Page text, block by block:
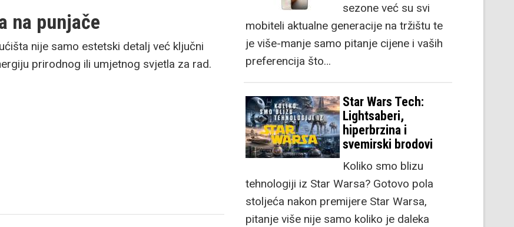
na punjače
nije samo estetski detalj već ključni
prirodnog ili umjetnog svjetla za rad.
sezone već su svi
mobiteli aktualne generacije na tržištu te
je više-manje samo pitanje cijene i vaših
preferencija što…
Star Wars Tech:
Lightsaberi,
hiperbrzina i
svemirski brodovi
Koliko smo blizu
tehnologiji iz Star Warsa? Gotovo pola
stoljeća nakon premijere Star Warsa,
pitanje više nije samo koliko je daleka